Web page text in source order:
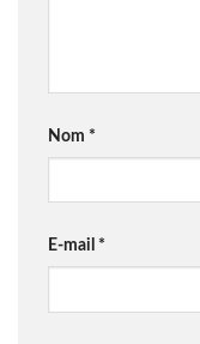
Nom *
E-mail *